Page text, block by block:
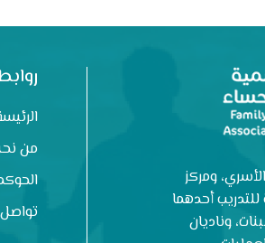
الأسري، ومركز
أحدهما
وناديان
من